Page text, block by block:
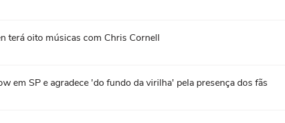
terá oito músicas com Chris Cornell
em SP e agradece 'do fundo da virilha' pela presença dos fãs